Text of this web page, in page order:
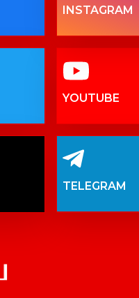
INSTAGRAM
YOUTUBE
TELEGRAM